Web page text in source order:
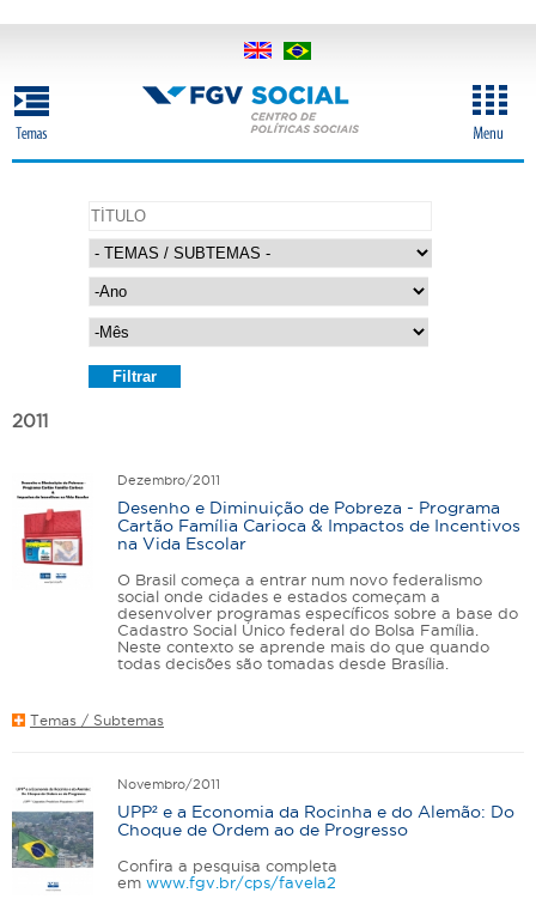
conteúdo
principal
oM
A
2011
Dezembro/2011
Desenho e Diminuição de Pobreza - Programa
Cartão Família Carioca & Impactos de Incentivos
na Vida Escolar
O Brasil começa a entrar num novo federalismo
social onde cidades e estados começam a
desenvolver programas específicos sobre a base do
Cadastro Social Único federal do Bolsa Família.
Neste contexto se aprende mais do que quando
todas decisões são tomadas desde Brasília.
Temas / Subtemas
Novembro/2011
UPP² e a Economia da Rocinha e do Alemão: Do
Choque de Ordem ao de Progresso
Confira a pesquisa completa
em www.fgv.br/cps/favela2